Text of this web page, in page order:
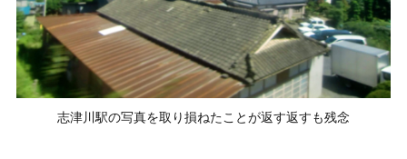
志津川駅の写真を取り損ねたことが返す返すも残念